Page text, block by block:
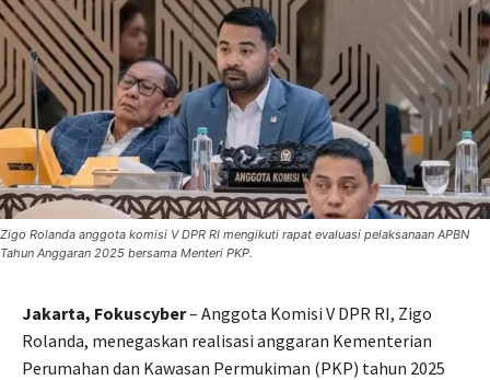
Zigo Rolanda anggota komisi V DPR RI mengikuti rapat evaluasi pelaksanaan APBN
Tahun Anggaran 2025 bersama Menteri PKP.
Jakarta, Fokuscyber– Anggota Komisi V DPR RI, Zigo
Rolanda, menegaskan realisasi anggaran Kementerian
Perumahan dan Kawasan Permukiman (PKP) tahun 2025